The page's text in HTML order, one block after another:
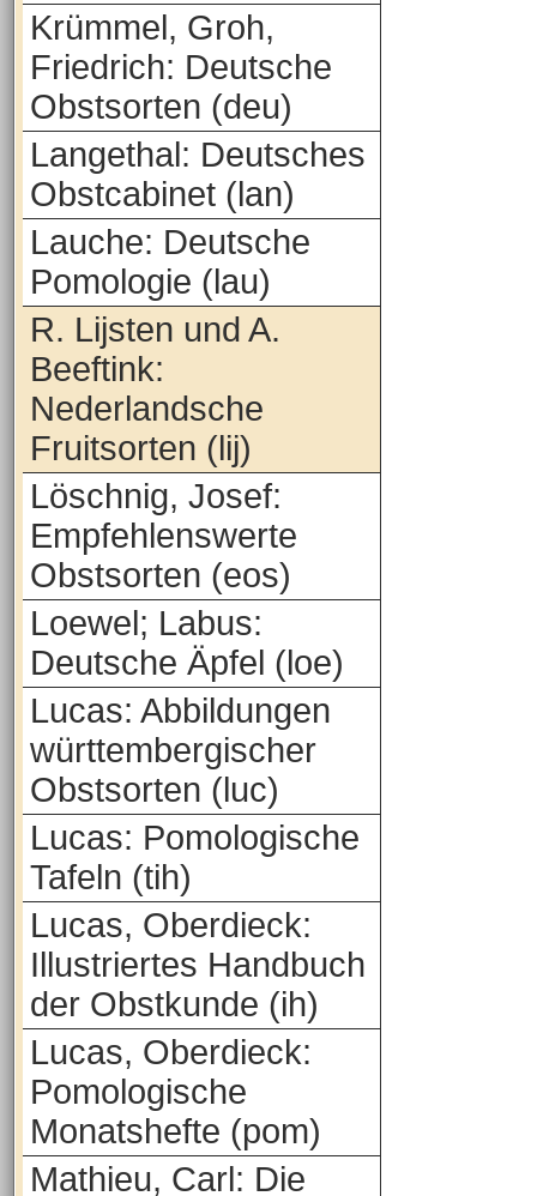
Krümmel, Groh,
Friedrich: Deutsche
Obstsorten (deu)
Langethal: Deutsches
Obstcabinet (lan)
Lauche: Deutsche
Pomologie (lau)
R. Lijsten und A.
Beeftink:
Nederlandsche
Fruitsorten (lij)
Löschnig, Josef:
Empfehlenswerte
Obstsorten (eos)
Loewel; Labus:
Deutsche Äpfel (loe)
Lucas: Abbildungen
württembergischer
Obstsorten (luc)
Lucas: Pomologische
Tafeln (tih)
Lucas, Oberdieck:
Illustriertes Handbuch
der Obstkunde (ih)
Lucas, Oberdieck:
Pomologische
Monatshefte (pom)
Mathieu, Carl: Die